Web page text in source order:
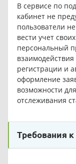
В сервисе по
кабинет не
пользователи
вести учет
персональный
регистрации и
оформление
возможности
отслеживания
Требования